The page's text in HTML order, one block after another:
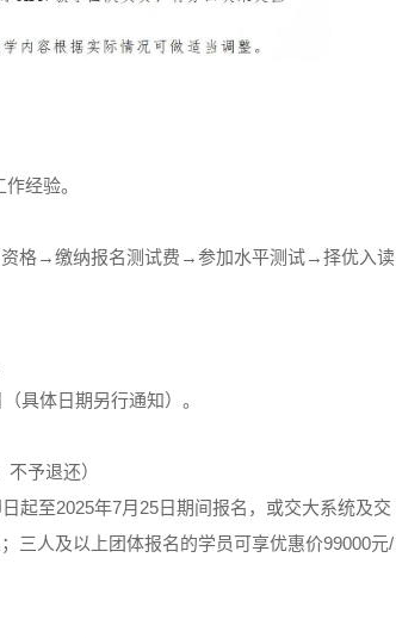
经验。
格→缴纳报名测试费→参加水平测试→择优入读
具体日期另行通知）。
予退还）
起至2025年7月25日期间报名，或交大系统及交
三人及以上团体报名的学员可享优惠价99000元/